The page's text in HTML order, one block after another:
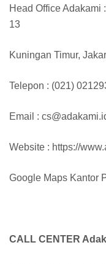
Head Office Adakami
13
Kuningan Timur,
Telepon : (021)
Email :
Website : https://
Google Maps Kantor
CALL CENTER